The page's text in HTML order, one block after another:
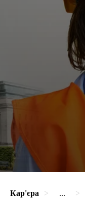
Кар'єра ...